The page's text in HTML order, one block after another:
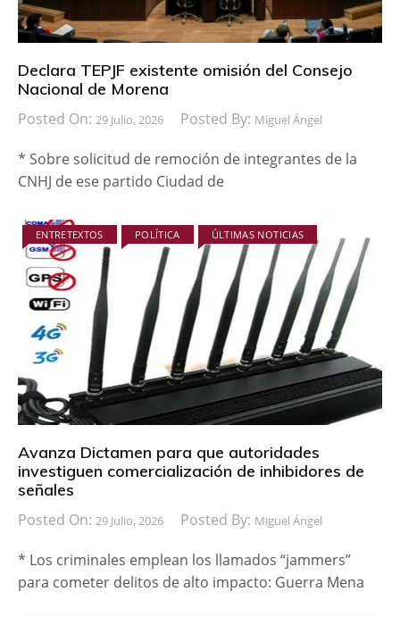
Declara TEPJF existente omisión del Consejo
Nacional de Morena
Posted On: 29 Julio, 2026 Posted By: Miguel Ángel
* Sobre solicitud de remoción de integrantes de la
CNHJ de ese partido Ciudad de
ENTRETEXTOS POLÍTICA ÚLTIMAS NOTICIAS
Avanza Dictamen para que autoridades
investiguen comercialización de inhibidores de
señales
Posted On: 29 Julio, 2026 Posted By: Miguel Ángel
* Los criminales emplean los llamados “jammers”
para cometer delitos de alto impacto: Guerra Mena